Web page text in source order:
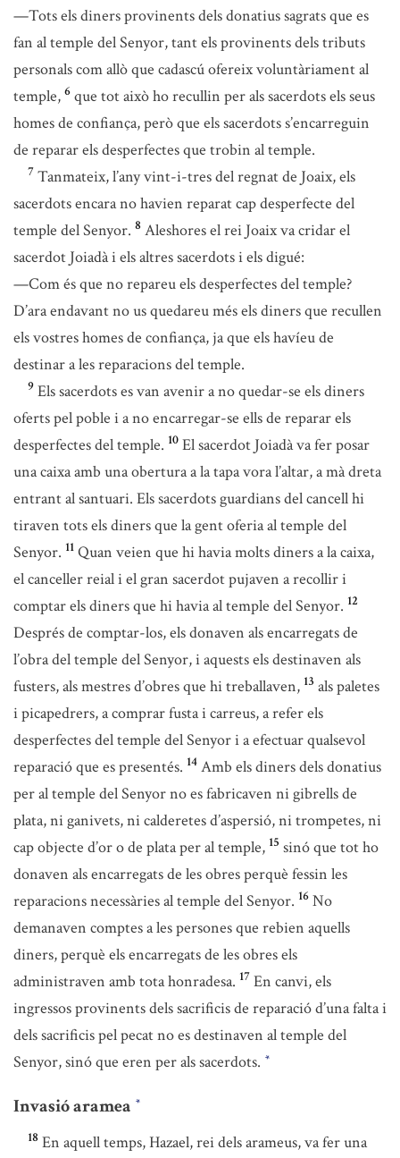
—Tots els diners provinents dels donatius sagrats que es
fan al temple del Senyor, tant els provinents dels tributs
personals com allò que cadascú ofereix voluntàriament al
temple, 6 que tot això ho recullin per als sacerdots els seus
homes de confiança, però que els sacerdots s’encarreguin
de reparar els desperfectes que trobin al temple.
7 Tanmateix, l’any vint-i-tres del regnat de Joaix, els
sacerdots encara no havien reparat cap desperfecte del
temple del Senyor. 8 Aleshores el rei Joaix va cridar el
sacerdot Joiadà i els altres sacerdots i els digué:
—Com és que no repareu els desperfectes del temple?
D’ara endavant no us quedareu més els diners que recullen
els vostres homes de confiança, ja que els havíeu de
destinar a les reparacions del temple.
9 Els sacerdots es van avenir a no quedar-se els diners
oferts pel poble i a no encarregar-se ells de reparar els
desperfectes del temple. 10 El sacerdot Joiadà va fer posar
una caixa amb una obertura a la tapa vora l’altar, a mà dreta
entrant al santuari. Els sacerdots guardians del cancell hi
tiraven tots els diners que la gent oferia al temple del
Senyor. 11 Quan veien que hi havia molts diners a la caixa,
el canceller reial i el gran sacerdot pujaven a recollir i
comptar els diners que hi havia al temple del Senyor. 12
Després de comptar-los, els donaven als encarregats de
l’obra del temple del Senyor, i aquests els destinaven als
fusters, als mestres d’obres que hi treballaven, 13 als paletes
i picapedrers, a comprar fusta i carreus, a refer els
desperfectes del temple del Senyor i a efectuar qualsevol
reparació que es presentés. 14 Amb els diners dels donatius
per al temple del Senyor no es fabricaven ni gibrells de
plata, ni ganivets, ni calderetes d’aspersió, ni trompetes, ni
cap objecte d’or o de plata per al temple, 15 sinó que tot ho
donaven als encarregats de les obres perquè fessin les
reparacions necessàries al temple del Senyor. 16 No
demanaven comptes a les persones que rebien aquells
diners, perquè els encarregats de les obres els
administraven amb tota honradesa. 17 En canvi, els
ingressos provinents dels sacrificis de reparació d’una falta i
dels sacrificis pel pecat no es destinaven al temple del
Senyor, sinó que eren per als sacerdots. *
Invasió aramea *
18 En aquell temps, Hazael, rei dels arameus, va fer una